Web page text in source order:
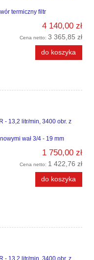
termiczny filtr
4 140,00 zł
Cena netto: 3 365,85 zł
do koszyka
- 13,2 litr/min, 3400 obr. z
wał 3/4 - 19 mm
1 750,00 zł
Cena netto: 1 422,76 zł
do koszyka